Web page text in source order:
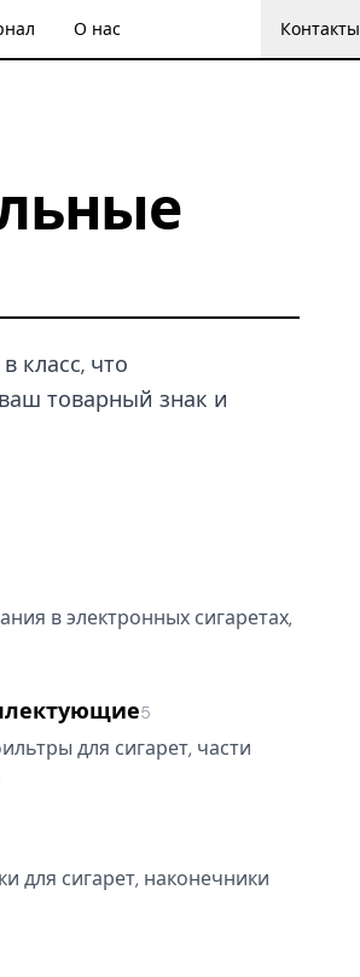
О нас Контакты
класс, что
товарный знак и
в электронных сигаретах,
5
для сигарет, части
для сигарет, наконечники